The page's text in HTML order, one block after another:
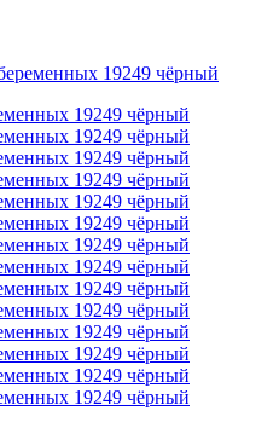
19249 чёрный